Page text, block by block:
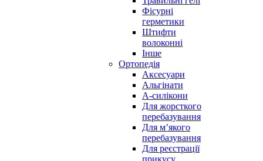
Фісурні
герметики
Штифти
волоконні
Інше
Ортопедія
Аксесуари
Альгінати
А-силікони
Для жорсткого
перебазування
Для м’якого
перебазування
Для реєстрації
прикусу